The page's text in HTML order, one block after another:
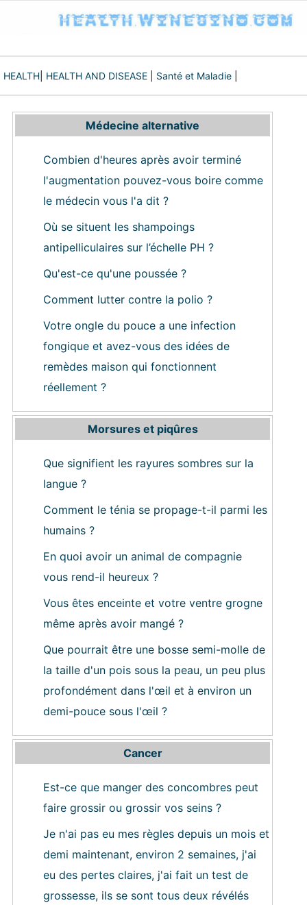
HEALTH HEALTH AND DISEASE Santé et Maladie
Médecine alternative
Combien d'heures après avoir terminé
l'augmentation pouvez-vous boire comme
le médecin vous l'a dit ?
Où se situent les shampoings
antipelliculaires sur l’échelle PH ?
Qu'est-ce qu'une poussée ?
Comment lutter contre la polio ?
Votre ongle du pouce a une infection
fongique et avez-vous des idées de
remèdes maison qui fonctionnent
réellement ?
Morsures et piqûres
Que signifient les rayures sombres sur la
langue ?
Comment le ténia se propage-t-il parmi les
humains ?
En quoi avoir un animal de compagnie
vous rend-il heureux ?
Vous êtes enceinte et votre ventre grogne
même après avoir mangé ?
Que pourrait être une bosse semi-molle de
la taille d'un pois sous la peau, un peu plus
profondément dans l'œil et à environ un
demi-pouce sous l'œil ?
Cancer
Est-ce que manger des concombres peut
faire grossir ou grossir vos seins ?
Je n'ai pas eu mes règles depuis un mois et
demi maintenant, environ 2 semaines, j'ai
eu des pertes claires, j'ai fait un test de
grossesse, ils se sont tous deux révélés